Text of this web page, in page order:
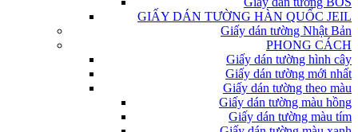
GIẤY DÁN TƯỜNG HÀN QUỐC JEIL
Giấy dán tường Nhật Bản
PHONG CÁCH
Giấy dán tường hình cây
Giấy dán tường mới nhất
Giấy dán tường theo màu
Giấy dán tường màu hồng
Giấy dán tường màu tím